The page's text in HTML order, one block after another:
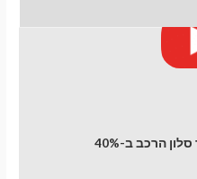
הרכב ב-40%